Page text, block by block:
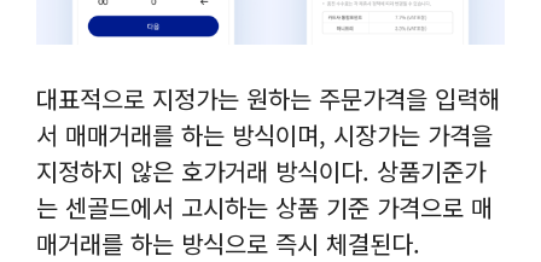
대표적으로 지정가는 원하는 주문가격을 입력해
서 매매거래를 하는 방식이며, 시장가는 가격을
지정하지 않은 호가거래 방식이다. 상품기준가
는 센골드에서 고시하는 상품 기준 가격으로 매
매거래를 하는 방식으로 즉시 체결된다.